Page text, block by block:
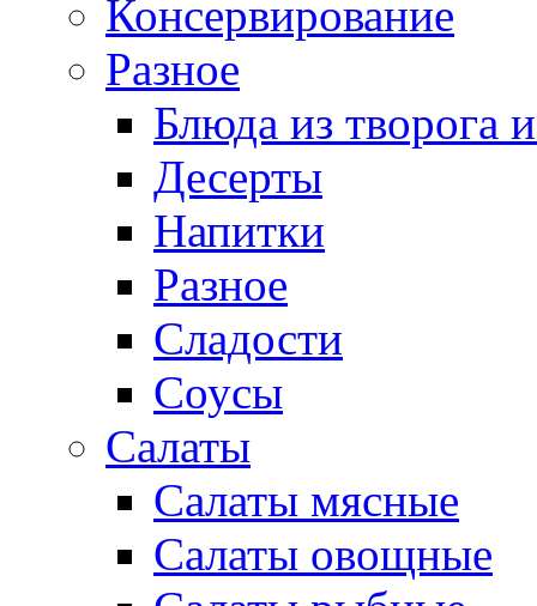
Консервирование
Разное
Блюда из творога
Десерты
Напитки
Разное
Сладости
Соусы
Салаты
Салаты мясные
Салаты овощные